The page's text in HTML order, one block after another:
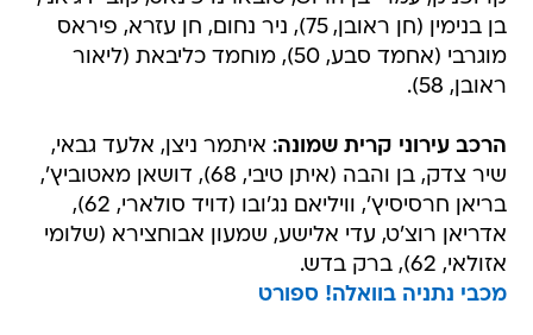
בן בנימין (חן ראובן, 75), ניר נחום, חן עזרא, פיראס
מוגרבי (אחמד סבע, 50), מוחמד כליבאת (ליאור
ראובן, 58).
הרכב עירוני קרית שמונה: איתמר ניצן, אלעד גבאי,
שיר צדק, בן והבה (איתן טיבי, 68), דושאן מאטוביץ',
בריאן חרסיסיץ', וויליאם נג'ובו (דויד סולארי, 62),
אדריאן רוצ'ט, עדי אלישע, שמעון אבוחצירא (שלומי
אזולאי, 62), ברק בדש.
מכבי נתניה בוואלה! ספורט